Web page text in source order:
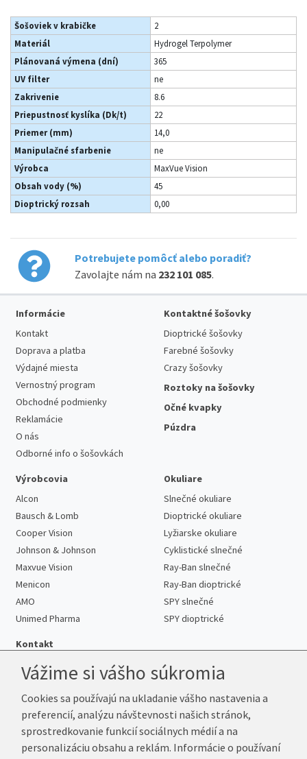
Šošoviek v krabičke
2
Materiál
Hydrogel Terpolymer
Plánovaná výmena (dní)
365
UV filter
ne
Zakrivenie
8.6
Priepustnosť kyslíka (Dk/t)
22
Priemer (mm)
14,0
Manipulačné sfarbenie
ne
Výrobca
MaxVue Vision
Obsah vody (%)
45
Dioptrický rozsah
0,00
Potrebujete pomôcť alebo poradiť?
Zavolajte nám na 232 101 085.
Informácie
Kontakt
Doprava a platba
Výdajné miesta
Vernostný program
Obchodné podmienky
Reklamácie
O nás
Odborné info o šošovkách
Kontaktné šošovky
Dioptrické šošovky
Farebné šošovky
Crazy šošovky
Roztoky na šošovky
Očné kvapky
Púzdra
Výrobcovia
Alcon
Bausch & Lomb
Cooper Vision
Johnson & Johnson
Maxvue Vision
Menicon
AMO
Unimed Pharma
Okuliare
Slnečné okuliare
Dioptrické okuliare
Lyžiarske okuliare
Cyklistické slnečné
Ray-Ban slnečné
Ray-Ban dioptrické
SPY slnečné
SPY dioptrické
Kontakt
Telefón:+421 222 205 863
E-mail:info@kup-sosovky.sk
Reklamačná adresa
Vážime si vášho súkromia
Cookies sa používajú na ukladanie vášho nastavenia a
preferencií, analýzu návštevnosti našich stránok,
sprostredkovanie funkcií sociálnych médií a na
personalizáciu obsahu a reklám. Informácie o používaní